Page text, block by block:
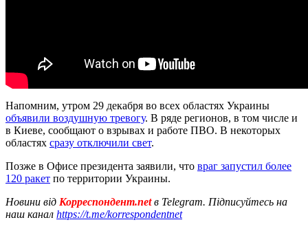
Напомним, утром 29 декабря во всех областях Украины
объявили воздушную тревогу. В ряде регионов, в том числе и
в Киеве, сообщают о взрывах и работе ПВО. В некоторых
областях сразу отключили свет.
Позже в Офисе президента заявили, что враг запустил более
120 ракет по территории Украины.
Новини від Корреспондент.netв Telegram. Підписуйтесь на
наш канал https://t.me/korrespondentnet